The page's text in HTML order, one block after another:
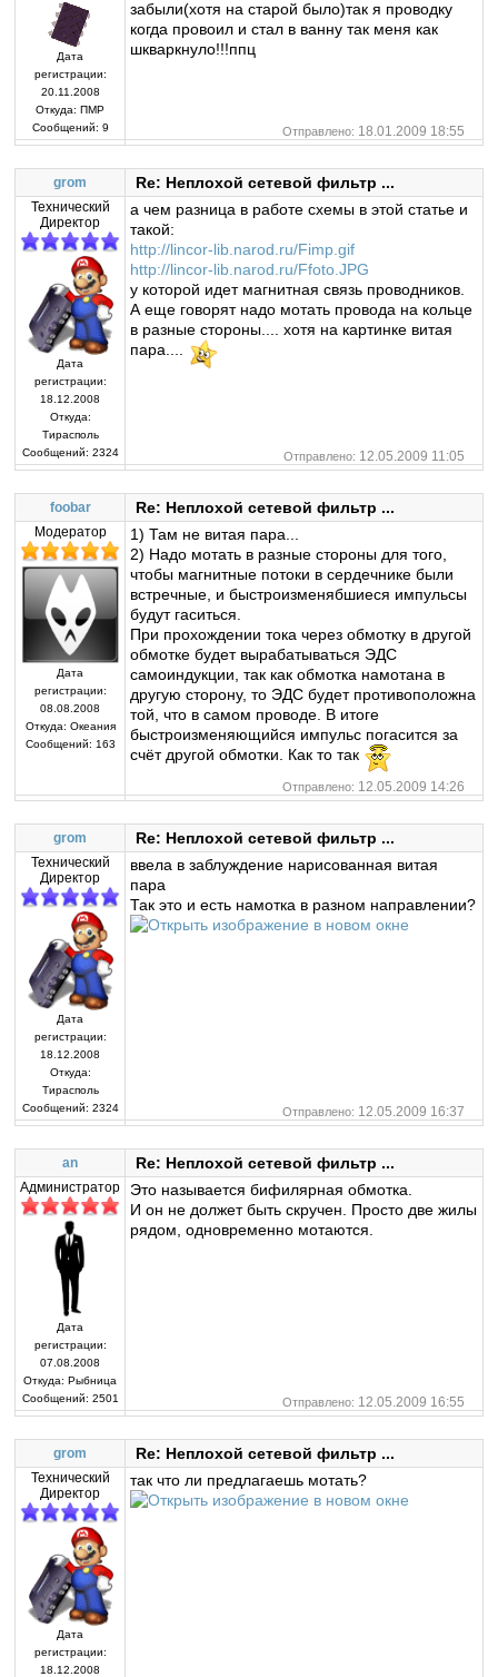
Дата
регистрации:
20.11.2008
Откуда: ПМР
Сообщений: 9
забыли(хотя на старой было)так я проводку
когда провоил и стал в ванну так меня как
шкваркнуло!!!ппц
Отправлено: 18.01.2009 18:55
grom Re: Неплохой сетевой фильтр ...
Технический
Директор
Дата
регистрации:
18.12.2008
Откуда:
Тирасполь
Сообщений: 2324
а чем разница в работе схемы в этой статье и
такой:
http://lincor-lib.narod.ru/Fimp.gif
http://lincor-lib.narod.ru/Ffoto.JPG
у которой идет магнитная связь проводников.
А еще говорят надо мотать провода на кольце
в разные стороны.... хотя на картинке витая
пара....
Отправлено: 12.05.2009 11:05
foobar Re: Неплохой сетевой фильтр ...
Модератор
Дата
регистрации:
08.08.2008
Откуда: Океания
Сообщений: 163
1) Там не витая пара...
2) Надо мотать в разные стороны для того,
чтобы магнитные потоки в сердечнике были
встречные, и быстроизменябшиеся импульсы
будут гаситься.
При прохождении тока через обмотку в другой
обмотке будет вырабатываться ЭДС
самоиндукции, так как обмотка намотана в
другую сторону, то ЭДС будет противоположна
той, что в самом проводе. В итоге
быстроизменяющийся импульс погасится за
счёт другой обмотки. Как то так
Отправлено: 12.05.2009 14:26
grom Re: Неплохой сетевой фильтр ...
Технический
Директор
Дата
регистрации:
18.12.2008
Откуда:
Тирасполь
Сообщений: 2324
ввела в заблуждение нарисованная витая
пара
Так это и есть намотка в разном направлении?
Отправлено: 12.05.2009 16:37
an Re: Неплохой сетевой фильтр ...
Администратор
Дата
регистрации:
07.08.2008
Откуда: Рыбница
Сообщений: 2501
Это называется бифилярная обмотка.
И он не должет быть скручен. Просто две жилы
рядом, одновременно мотаются.
Отправлено: 12.05.2009 16:55
grom Re: Неплохой сетевой фильтр ...
Технический
Директор
Дата
регистрации:
18.12.2008
так что ли предлагаешь мотать?